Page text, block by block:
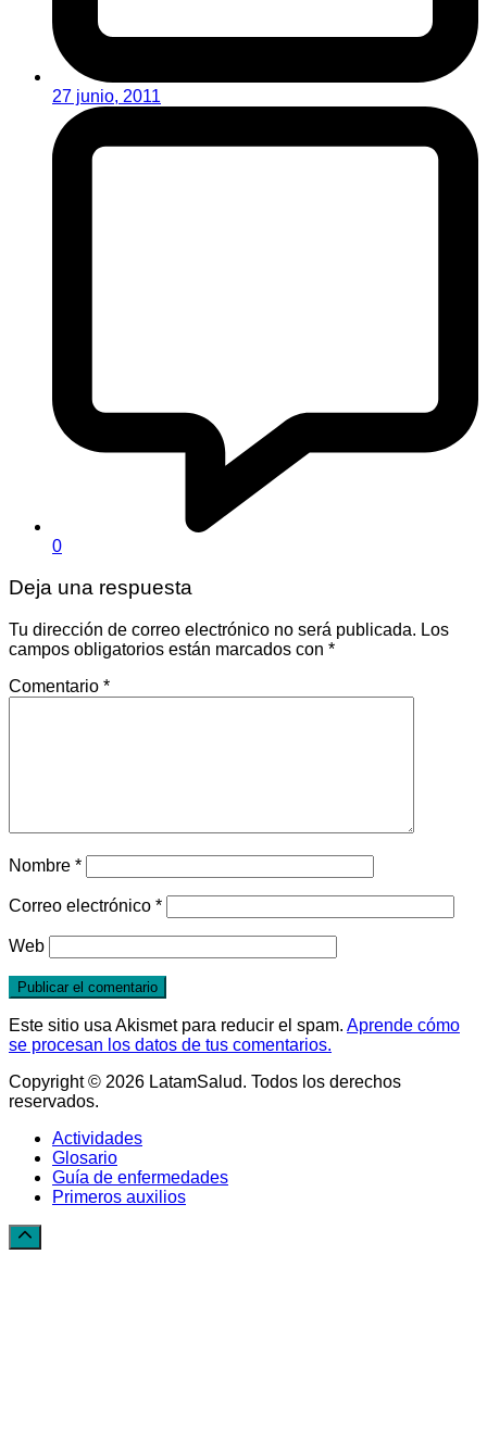
27 junio, 2011
0
Deja una respuesta
Tu dirección de correo electrónico no será publicada. Los
campos obligatorios están marcados con *
Comentario *
Nombre *
Correo electrónico *
Web
Este sitio usa Akismet para reducir el spam. Aprende cómo
se procesan los datos de tus comentarios.
Copyright © 2026 LatamSalud. Todos los derechos
reservados.
Actividades
Glosario
Guía de enfermedades
Primeros auxilios